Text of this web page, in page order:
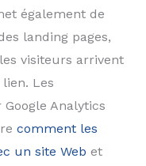
également de
landing pages,
visiteurs arrivent
Les
Analytics
comment les
un site Web et